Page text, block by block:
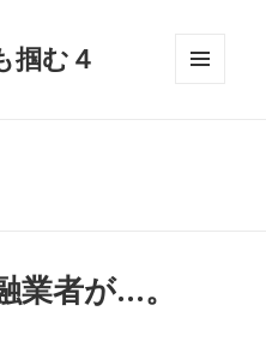
掴む４
業者が…。